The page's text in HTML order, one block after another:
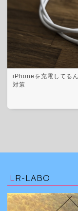
iPhoneを充電してる
対策
LR-LABO